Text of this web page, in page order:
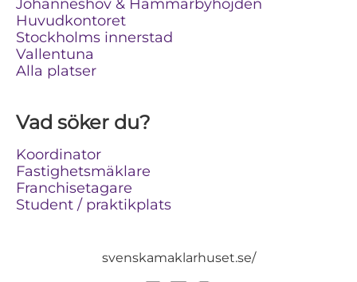
Johanneshov & Hammarbyhöjden
Huvudkontoret
Stockholms innerstad
Vallentuna
Alla platser
Vad söker du?
Koordinator
Fastighetsmäklare
Franchisetagare
Student / praktikplats
svenskamaklarhuset.se/